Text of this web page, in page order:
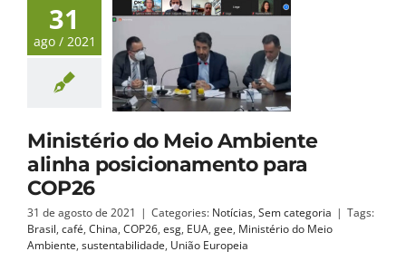
31
ago / 2021
Ministério do Meio Ambiente
alinha posicionamento para
COP26
31 de agosto de 2021 | Categories: Notícias, Sem categoria | Tags:
Brasil, café, China, COP26, esg, EUA, gee, Ministério do Meio
Ambiente, sustentabilidade, União Europeia